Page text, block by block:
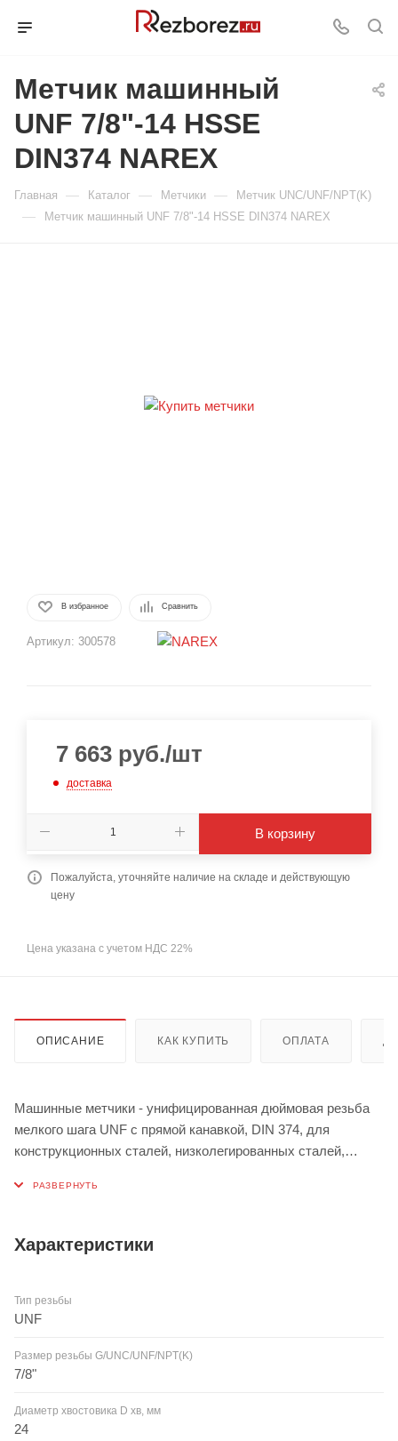
Метчик машинный
UNF 7/8"-14 HSSE
DIN374 NAREX
Главная — Каталог — Метчики — Метчик UNC/UNF/NPT(K)
— Метчик машинный UNF 7/8"-14 HSSE DIN374 NAREX
В избранное Сравнить
Артикул: 300578
7 663 руб./шт
доставка
В корзину
Пожалуйста, уточняйте наличие на складе и действующую
цену
Цена указана с учетом НДС 22%
ОПИСАНИЕ КАК КУПИТЬ ОПЛАТА
Машинные метчики - унифицированная дюймовая резьба
мелкого шага UNF с прямой канавкой, DIN 374, для
конструкционных сталей, низколегированных сталей,
альтернативy можно пользовать в чугунах, сплавах
Характеристики
Тип резьбы
UNF
Размер резьбы G/UNC/UNF/NPT(K)
7/8"
Диаметр хвостовика D хв, мм
24